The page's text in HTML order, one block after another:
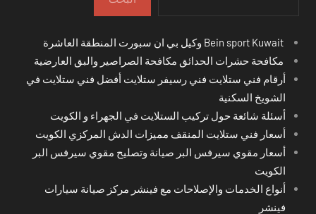
مكافحة حشرات الحدائق مكافحة الصراصير والبق العارضية
أرقام فني ستلايت فني رسيفر ستلايت أفضل فني ستلايت في
الشويخ السكنية
أسئلة شائعة حول تركيب الستلايت في الجهراء و الكويت
أسعار فني ستلايت المنقف مميزات الدش المركزي الكويت
أسعار مقوي سيرفس البر صيانة وتصليح مقوي سيرفس البر
الكويت
أنواع الخدمات والإصلاحات مع فينشر مركز صيانة سيارات
فينشر